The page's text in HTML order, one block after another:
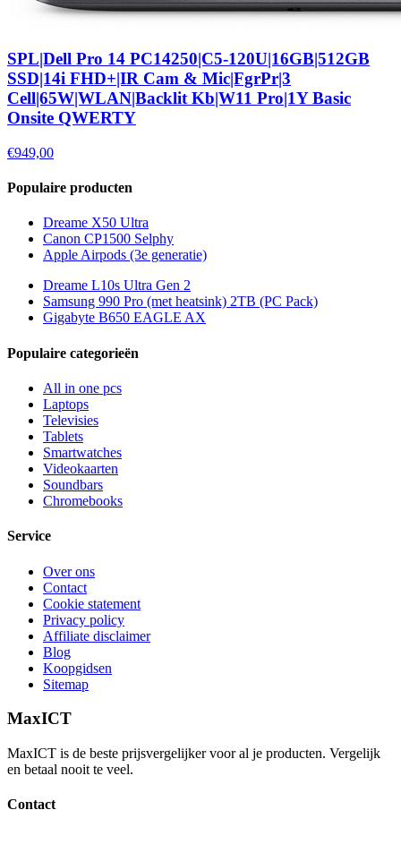
SPL|Dell Pro 14 PC14250|C5-120U|16GB|512GB
SSD|14i FHD+|IR Cam & Mic|FgrPr|3
Cell|65W|WLAN|Backlit Kb|W11 Pro|1Y Basic
Onsite QWERTY
€949,00
Populaire producten
Dreame X50 Ultra
Canon CP1500 Selphy
Apple Airpods (3e generatie)
Dreame L10s Ultra Gen 2
Samsung 990 Pro (met heatsink) 2TB (PC Pack)
Gigabyte B650 EAGLE AX
Populaire categorieën
All in one pcs
Laptops
Televisies
Tablets
Smartwatches
Videokaarten
Soundbars
Chromebooks
Service
Over ons
Contact
Cookie statement
Privacy policy
Affiliate disclaimer
Blog
Koopgidsen
Sitemap
MaxICT
MaxICT is de beste prijsvergelijker voor al je producten. Vergelijk
en betaal nooit te veel.
Contact